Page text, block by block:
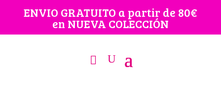
ENVIO GRATUITO a partir de 80€
en NUEVA COLECCIÓN